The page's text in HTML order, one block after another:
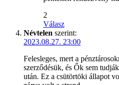
2
Válasz
Névtelen szerint:
2023.08.27. 23:00
Felesleges, mert a
szerződésük, és Ők sem
után. Ez a csütörtöki állapot